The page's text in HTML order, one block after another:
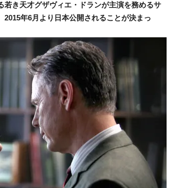
き天才グザヴィエ・ドランが主演を務めるサ
年6月より日本公開されることが決まっ